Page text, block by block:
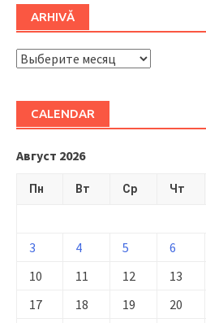
ARHIVĂ
ARHIVĂ
CALENDAR
Август 2026
Пн Вт Ср Чт
3
4 5 6
10
11 12 13
17
18 19 20